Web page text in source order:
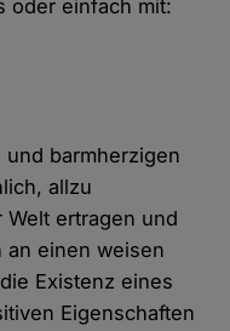
oder einfach mit:
barmherzigen
allzu
ertragen und
an einen weisen
Existenz eines
Eigenschaften